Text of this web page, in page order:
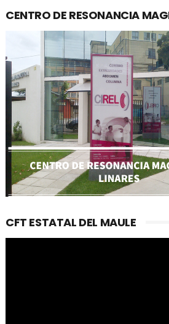
CENTRO DE RESONANCIA
CFT ESTATAL DEL MAULE